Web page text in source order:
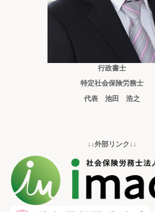
行政書士
特定社会保険労務士
代表 池田 浩之
↓↓外部リンク↓↓